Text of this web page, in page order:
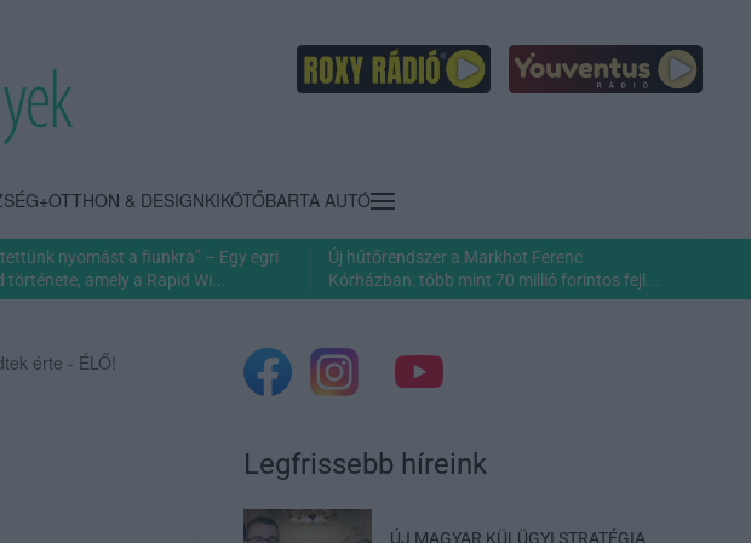
OTTHON & DESIGNKIKÖTŐBARTA AUTÓ
tettünk nyomást a fiunkra” – Egy egri
története, amely a Rapid Wi...
Új hűtőrendszer a Markhot Ferenc
Kórházban: több mint 70 millió forintos fejl...
érte - ÉLŐ!
Legfrissebb híreink
ÚJ MAGYAR KÜLÜGYI STRATÉGIA